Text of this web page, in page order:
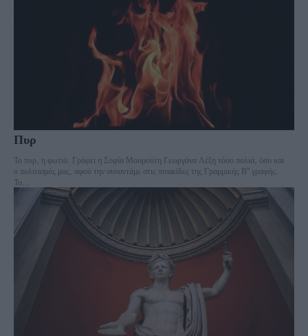
Πυρ
Το πυρ, η φωτιά. Γράφει η Σοφία Μουρούτη Γεωργάνα Λέξη τόσο παλιά, όσο και
ο πολιτισμός μας, αφού την συναντάμε στις πινακίδες της Γραμμικής Β'' γραφής.
Το...